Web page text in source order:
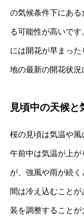
の気候条件下にある
る可能性が高いで
には開花が早まっ
地の最新の開花状況
見頃中の天候と
桜の見頃は気温や
午前中は気温が上
が、強風や雨が続
間は冷え込むこと
装を調整すること